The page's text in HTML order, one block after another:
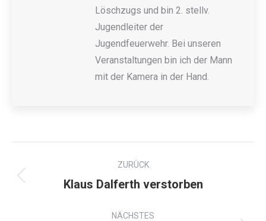
Löschzugs und bin 2. stellv.
Jugendleiter der
Jugendfeuerwehr. Bei unseren
Veranstaltungen bin ich der Mann
mit der Kamera in der Hand.
ZURÜCK
Klaus Dalferth verstorben
NÄCHSTES